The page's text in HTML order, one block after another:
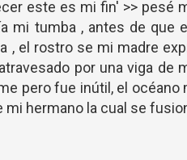
este es mi fin' >> pesé
mi tumba , antes de que
, el rostro se mi madre
por una viga de
pero fue inútil, el
hermano la cual se